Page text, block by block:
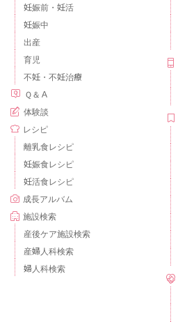
妊娠前・妊活
妊娠中
出産
育児
不妊・不妊治療
Ｑ＆Ａ
体験談
レシピ
離乳食レシピ
妊娠食レシピ
妊活食レシピ
成長アルバム
施設検索
産後ケア施設検索
産婦人科検索
婦人科検索